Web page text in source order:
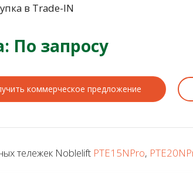
в Trade-IN
По запросу
коммерческое предложение
тележек Noblelift PTE15NPro,